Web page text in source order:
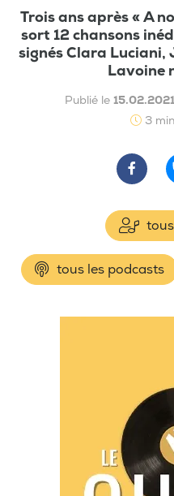
Trois ans après « A
sort 12 chansons
signés Clara Luciani,
Lavoine
Publié le 15.02.2021
3
tous les podcasts